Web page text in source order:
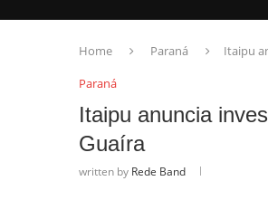
Home Paraná
Itaipu
Paraná
Itaipu anuncia
Guaíra
written by Rede Band